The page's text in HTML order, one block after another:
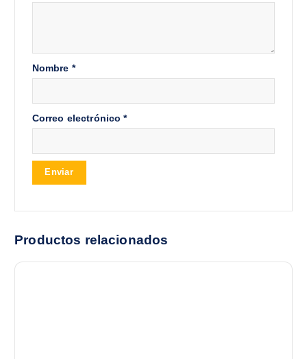
Nombre *
Correo electrónico*
Productos relacionados